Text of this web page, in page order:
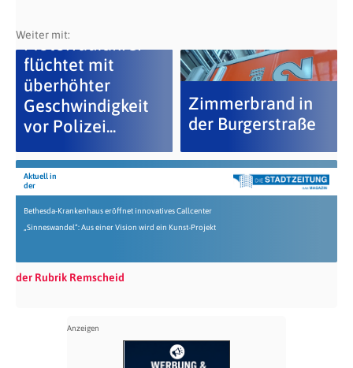
Weiter mit:
Motorradfahrer
flüchtet mit
überhöhter
Geschwindigkeit
vor Polizei...
Zimmerbrand in
der Burgerstraße
Aktuell in
der
Bethesda-Krankenhaus eröffnet innovatives Callcenter
„Sinneswandel“: Aus einer Vision wird ein Kunst-Projekt
der Rubrik Remscheid